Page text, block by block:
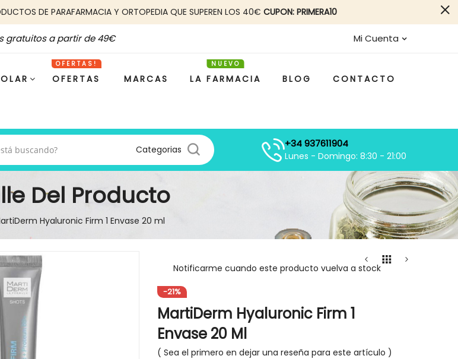
DE PARAFARMACIA Y ORTOPEDIA QUE SUPEREN LOS 40€ CUPON: PRIMERA10
gratuitos a partir de 49€ Mi Cuenta
OFERTAS MARCAS LA FARMACIA BLOG CONTACTO
Categorias +34 937611904
Lunes - Domingo: 8:30 - 21:00
Del Producto
Hyaluronic Firm 1 Envase 20 ml
Notificarme cuando este producto vuelva a stock
-21%
MartiDerm Hyaluronic Firm 1
Envase 20 Ml
Sea el primero en dejar una reseña para este artículo
-30%